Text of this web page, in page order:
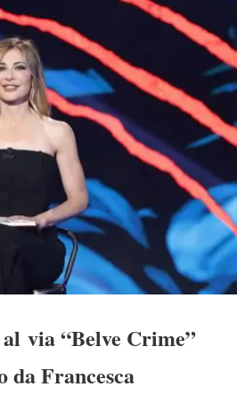
via “Belve Crime”
da Francesca